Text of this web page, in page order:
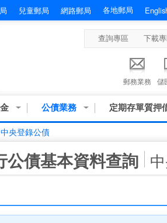
兒童郵局 網路郵局 各地郵局
查詢專區 下載
郵務業務 儲
公債業務 定期存單質押
中央登錄公債
公債基本資料查詢